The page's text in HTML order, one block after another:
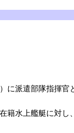
に派遣部隊指揮官
籍水上艦艇に対し